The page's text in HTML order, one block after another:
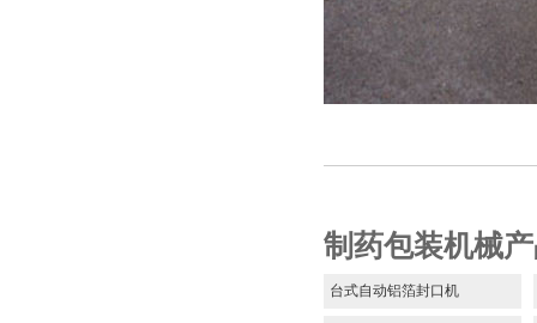
制药包装机械
台式自动铝箔封口机